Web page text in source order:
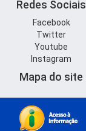
Redes Sociais
Facebook
Twitter
Youtube
Instagram
Mapa do site